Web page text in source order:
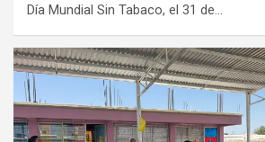
Día Mundial Sin Tabaco, el 31 de…